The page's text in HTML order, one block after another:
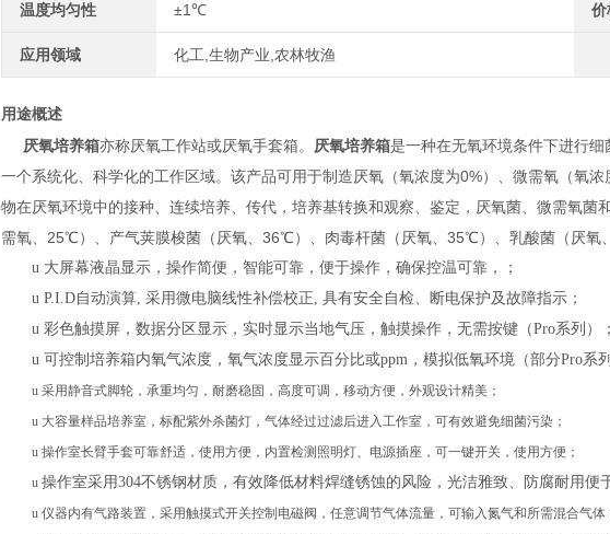
温度均匀性 ±1℃ 价
应用领域 化工,生物产业,农林牧渔
用途概述
厌氧培养箱亦称厌氧工作站或厌氧手套箱。 厌氧培养箱是一种在无氧环境条件下进行
一个系统化、科学化的工作区域。该产品可用于制造厌氧（氧浓度为0%）、微需氧（氧
物在厌氧环境中的接种、连续培养、传代，培养基转换和观察、鉴定，厌氧菌、微需氧
需氧、25℃）、产气荚膜梭菌（厌氧、36℃）、肉毒杆菌（厌氧、35℃）、乳酸菌（厌氧
u 大屏幕液晶显示 ， 操作简便 ， 智能可靠 ， 便于操作 ， 确保控温可靠，
；
u P.I.D自动演算, 采用微电脑线性补偿校正, 具有安全自检、 断电保护及故障指示 ；
u 彩色触摸屏 ，数据分区显示 ，实时显示当地气压，触摸操作，无需按键 （Pro系列 ）
；
u 可控制 培养箱内氧气浓度， 氧气浓度显示百分比或ppm ， 模拟低氧环境 （部分Pro系列
u 采用静音式脚轮，承重均匀，耐磨稳固，高度可调，移动方便，外观设计精美；
u 大容量样品培养室 ， 标配紫外杀菌灯 ， 气体经过过滤后进入工作室 ， 可有效避免细菌污染；
u 操作室长臂手套可靠舒适，使用方便，内置检测照明灯、 电源插座，可一键开关，使用方便；
u 操作室采用304不锈钢材质，有效降低材料焊缝锈蚀的风险，光洁雅致、防腐耐用便
u 仪器内有气路装置，采用触摸式开关控制电磁阀，任意调节气体流量，可输入氮气和所需混合气体